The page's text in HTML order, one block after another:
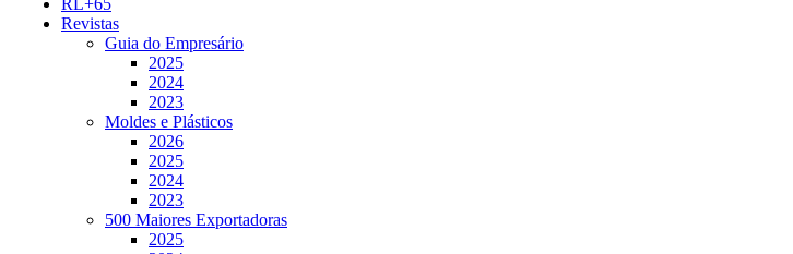
Revistas
Guia do Empresário
2025
2024
2023
Moldes e Plásticos
2026
2025
2024
2023
500 Maiores Exportadoras
2025